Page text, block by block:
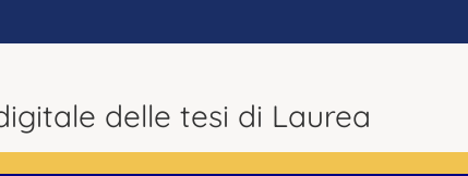
delle tesi di Laurea